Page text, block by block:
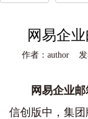
网易企
作者：author 发
网易企业邮
信创版中，集